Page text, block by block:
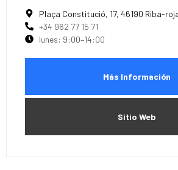
Plaça Constitució, 17, 46190 Riba-
+34 962 77 15 71
lunes: 9:00–14:00
Más Información
Sitio Web